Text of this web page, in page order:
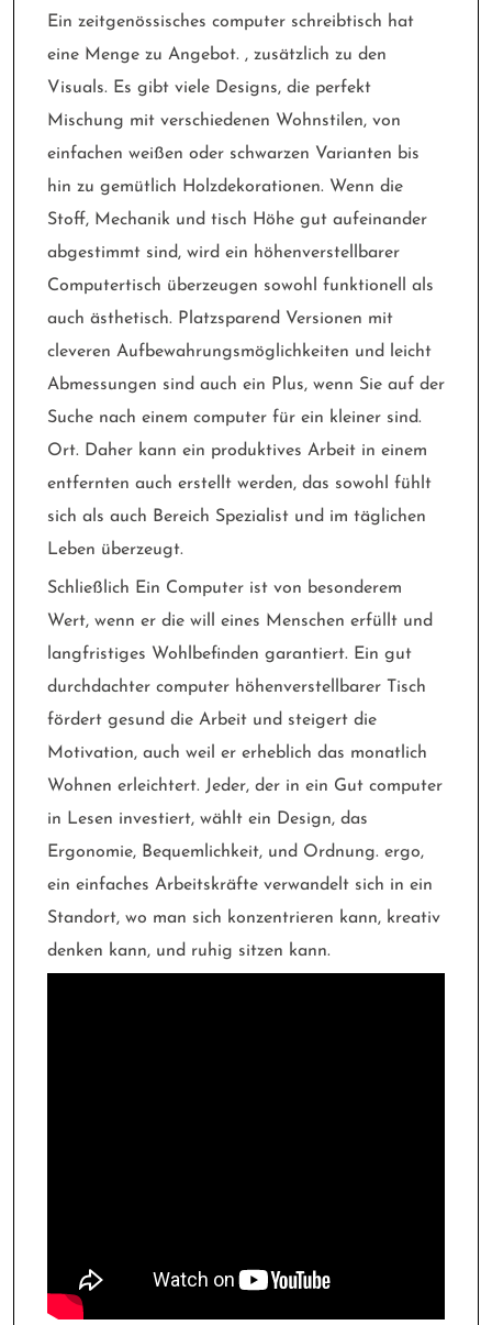
Ein zeitgenössisches computer schreibtisch hat
eine Menge zu Angebot. , zusätzlich zu den
Visuals. Es gibt viele Designs, die perfekt
Mischung mit verschiedenen Wohnstilen, von
einfachen weißen oder schwarzen Varianten bis
hin zu gemütlich Holzdekorationen. Wenn die
Stoff, Mechanik und tisch Höhe gut aufeinander
abgestimmt sind, wird ein höhenverstellbarer
Computertisch überzeugen sowohl funktionell als
auch ästhetisch. Platzsparend Versionen mit
cleveren Aufbewahrungsmöglichkeiten und leicht
Abmessungen sind auch ein Plus, wenn Sie auf der
Suche nach einem computer für ein kleiner sind.
Ort. Daher kann ein produktives Arbeit in einem
entfernten auch erstellt werden, das sowohl fühlt
sich als auch Bereich Spezialist und im täglichen
Leben überzeugt.
Schließlich Ein Computer ist von besonderem
Wert, wenn er die will eines Menschen erfüllt und
langfristiges Wohlbefinden garantiert. Ein gut
durchdachter computer höhenverstellbarer Tisch
fördert gesund die Arbeit und steigert die
Motivation, auch weil er erheblich das monatlich
Wohnen erleichtert. Jeder, der in ein Gut computer
in Lesen investiert, wählt ein Design, das
Ergonomie, Bequemlichkeit, und Ordnung. ergo,
ein einfaches Arbeitskräfte verwandelt sich in ein
Standort, wo man sich konzentrieren kann, kreativ
denken kann, und ruhig sitzen kann.